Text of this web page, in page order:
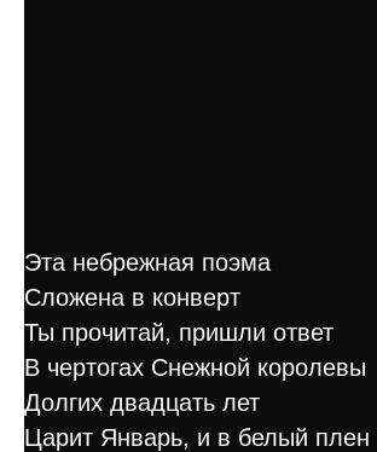
Эта небрежная поэма
Сложена в конверт
Ты прочитай, пришли ответ
В чертогах Снежной королевы
Долгих двадцать лет
Царит Январь, и в белый плен